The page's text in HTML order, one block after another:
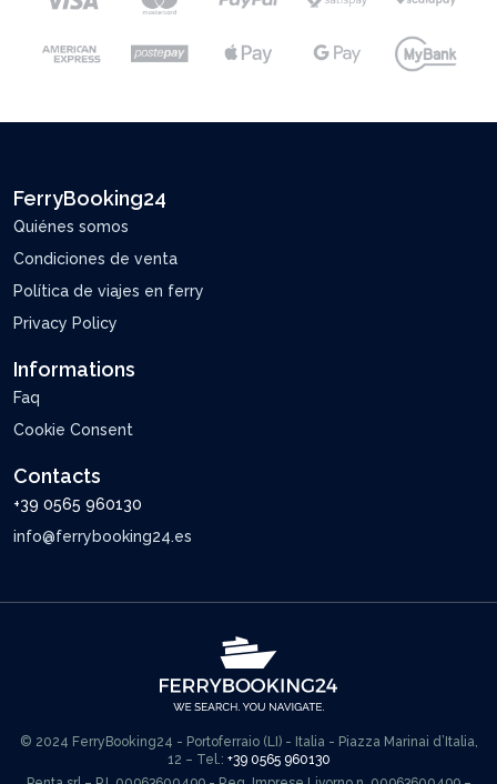
FerryBooking24
Quiénes somos
Condiciones de venta
Política de viajes en ferry
Privacy Policy
Informations
Faq
Cookie Consent
Contacts
+39 0565 960130
info@ferrybooking24.es
© 2024 FerryBooking24 - Portoferraio (LI) - Italia - Piazza Marinai d’Italia,
12 – Tel.: +39 0565 960130